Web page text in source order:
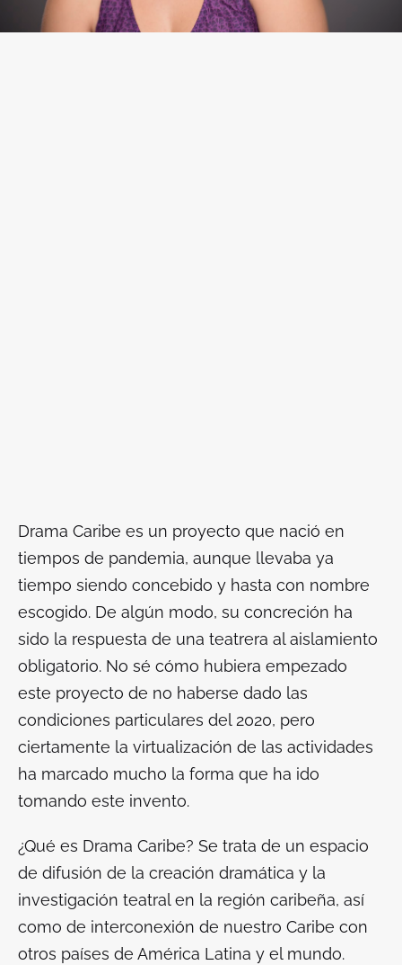
Drama Caribe es un proyecto que nació en
tiempos de pandemia, aunque llevaba ya
tiempo siendo concebido y hasta con nombre
escogido. De algún modo, su concreción ha
sido la respuesta de una teatrera al aislamiento
obligatorio. No sé cómo hubiera empezado
este proyecto de no haberse dado las
condiciones particulares del 2020, pero
ciertamente la virtualización de las actividades
ha marcado mucho la forma que ha ido
tomando este invento.
¿Qué es Drama Caribe? Se trata de un espacio
de difusión de la creación dramática y la
investigación teatral en la región caribeña, así
como de interconexión de nuestro Caribe con
otros países de América Latina y el mundo.